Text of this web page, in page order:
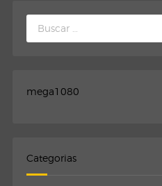
Buscar:
mega1080
Categorias